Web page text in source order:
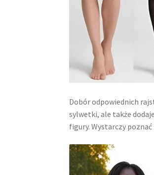
Dobór odpowiednich
sylwetki, ale także
figury. Wystarczy